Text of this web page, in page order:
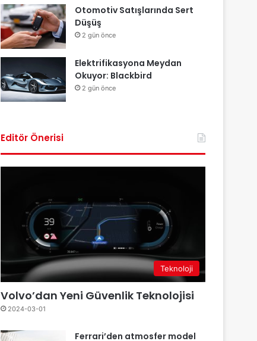
Otomotiv Satışlarında Sert
Düşüş
2 gün önce
Elektrifikasyona Meydan
Okuyor: Blackbird
2 gün önce
Editör Önerisi
Teknoloji
Volvo’dan Yeni Güvenlik Teknolojisi
2024-03-01
Ferrari’den atmosfer model